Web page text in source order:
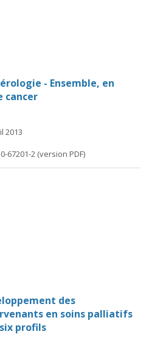
- Ensemble, en
cancer
2013
67201-2 (version PDF)
des
en soins palliatifs
profils